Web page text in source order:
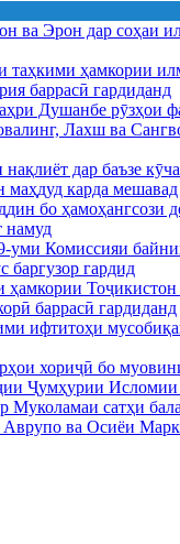
ва Эрон дар соҳаи
таҳкими ҳамкории
баррасӣ гардиданд
Душанбе рӯзҳои
Лахш ва
нақлиёт дар баъзе
маҳдуд карда мешавад
бо
намуд
уми Комиссияи
баргузор гардид
ҳамкории
баррасӣ гардиданд
ифтитоҳи
хориҷӣ бо
Ҷумҳурии
Муколамаи сатҳи
ва Осиёи